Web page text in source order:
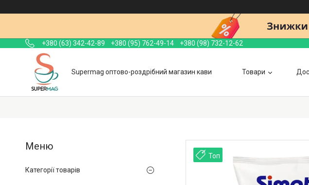
+380 (63) 342-42-89 +380 (95) 762-49-14 +380 (98) 732-12-62
Supermag оптово-роздрібний магазин кави Товари
Топ
Категорії товарів